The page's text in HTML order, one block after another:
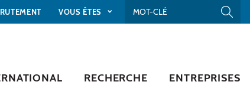
VOUS ÊTES
RECHERCHE ENTREPRISES